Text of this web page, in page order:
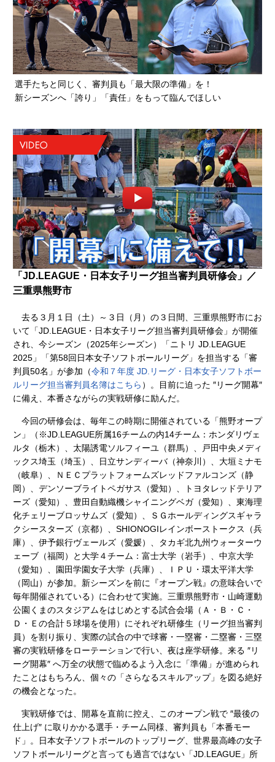
選手たちと同じく、審判員も「最大限の準備」を！
新シーズンへ「誇り」「責任」をもって臨んでほしい
「JD.LEAGUE・日本女子リーグ担当審判員研修会」／
三重県熊野市
去る３月１日（土）～３日（月）の３日間、三重県熊野市にお
いて「JD.LEAGUE・日本女子リーグ担当審判員研修会」が開催
され、今シーズン（2025年シーズン）「ニトリ JD.LEAGUE
2025」「第58回日本女子ソフトボールリーグ」を担当する「審
判員50名」が参加（令和７年度 JD.リーグ・日本女子ソフトボー
ルリーグ担当審判員名簿はこちら ）。目前に迫った ″リーグ開幕″
に備え、本番さながらの実戦研修に励んだ。
今回の研修会は、毎年この時期に開催されている「熊野オープ
ン」（※JD.LEAGUE所属16チームの内14チーム：ホンダリヴェ
ルタ（栃木）、太陽誘電ソルフィーユ（群馬）、戸田中央メディ
ックス埼玉（埼玉）、日立サンディーバ（神奈川）、大垣ミナモ
（岐阜）、ＮＥＣプラットフォームズレッドファルコンズ（静
岡）、デンソーブライトペガサス（愛知）、トヨタレッドテリア
ーズ（愛知）、豊田自動織機シャイニングベガ（愛知）、東海理
化チェリーブロッサムズ（愛知）、ＳＧホールディングスギャラ
クシースターズ（京都）、SHIONOGIレインボーストークス（兵
庫）、伊予銀行ヴェールズ（愛媛）、タカギ北九州ウォーターウ
ェーブ（福岡）と大学４チーム：富士大学（岩手）、中京大学
（愛知）、園田学園女子大学（兵庫）、ＩＰＵ・環太平洋大学
（岡山）が参加。新シーズンを前に『オープン戦』の意味合いで
毎年開催されている）に合わせて実施。三重県熊野市・山崎運動
公園くまのスタジアムをはじめとする試合会場（Ａ・Ｂ・Ｃ・
Ｄ・Ｅの合計５球場を使用）にそれぞれ研修生（リーグ担当審判
員）を割り振り、実際の試合の中で球審・一塁審・二塁審・三塁
審の実戦研修をローテーションで行い、夜は座学研修。来る ″リ
ーグ開幕″ へ万全の状態で臨めるよう入念に「準備」が進められ
たことはもちろん、個々の「さらなるスキルアップ」を図る絶好
の機会となった。
実戦研修では、開幕を直前に控え、このオープン戦で ″最後の
仕上げ″ に取りかかる選手・チーム同様、審判員も「本番モー
ド」。日本女子ソフトボールのトップリーグ、世界最高峰の女子
ソフトボールリーグと言っても過言ではない「JD.LEAGUE」所